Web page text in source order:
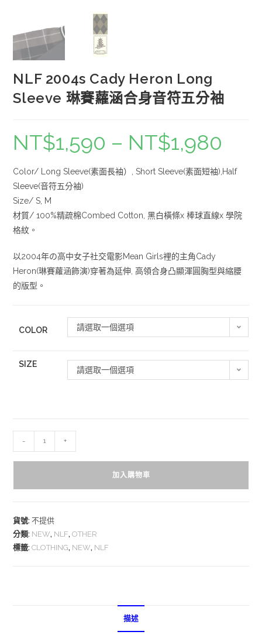
NLF 2004s Cady Heron Long
Sleeve 琳賽蘿涵合身音符五分袖
NT$1,590 – NT$1,980
Color/ Long Sleeve(素面長袖）, Short Sleeve(素面短袖),Half
Sleeve(音符五分袖)
Size/ S, M
材質/ 100%精疏棉Combed Cotton, 黑白橫條x 棒球直線x 學院
格紋。
以2004年の高中女子社交電影Mean Girls裡的主角Cady
Heron(琳賽蘿涵飾演)穿著為延伸, 高領合身凸顯渾圓胸型與縮腰
的版型。
COLOR 請選取一個選項
SIZE
請選取一個選項
- +
加入購物車
貨號:不提供
分類: NEW, NLF,OTHER
標籤:CLOTHING, NEW, NLF
描述